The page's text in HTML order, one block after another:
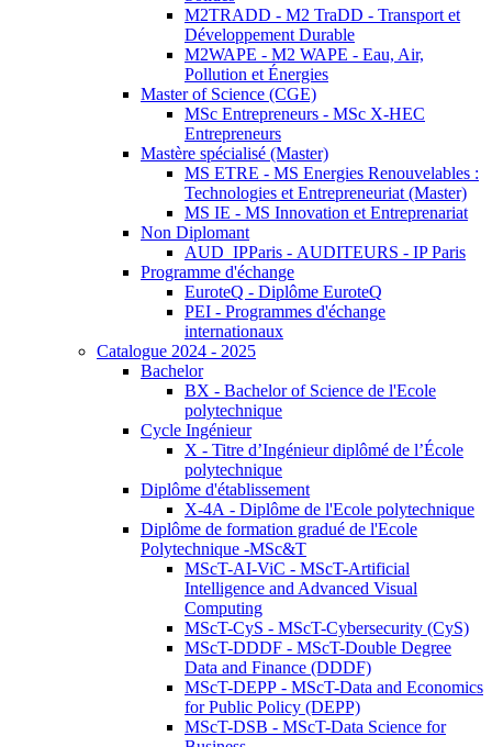
M2TRADD - M2 TraDD - Transport et
Développement Durable
M2WAPE - M2 WAPE - Eau, Air,
Pollution et Énergies
Master of Science (CGE)
MSc Entrepreneurs - MSc X-HEC
Entrepreneurs
Mastère spécialisé (Master)
MS ETRE - MS Energies Renouvelables :
Technologies et Entrepreneuriat (Master)
MS IE - MS Innovation et Entreprenariat
Non Diplomant
AUD_IPParis - AUDITEURS - IP Paris
Programme d'échange
EuroteQ - Diplôme EuroteQ
PEI - Programmes d'échange
internationaux
Catalogue 2024 - 2025
Bachelor
BX - Bachelor of Science de l'Ecole
polytechnique
Cycle Ingénieur
X - Titre d’Ingénieur diplômé de l’École
polytechnique
Diplôme d'établissement
X-4A - Diplôme de l'Ecole polytechnique
Diplôme de formation gradué de l'Ecole
Polytechnique -MSc&T
MScT-AI-ViC - MScT-Artificial
Intelligence and Advanced Visual
Computing
MScT-CyS - MScT-Cybersecurity (CyS)
MScT-DDDF - MScT-Double Degree
Data and Finance (DDDF)
MScT-DEPP - MScT-Data and Economics
for Public Policy (DEPP)
MScT-DSB - MScT-Data Science for